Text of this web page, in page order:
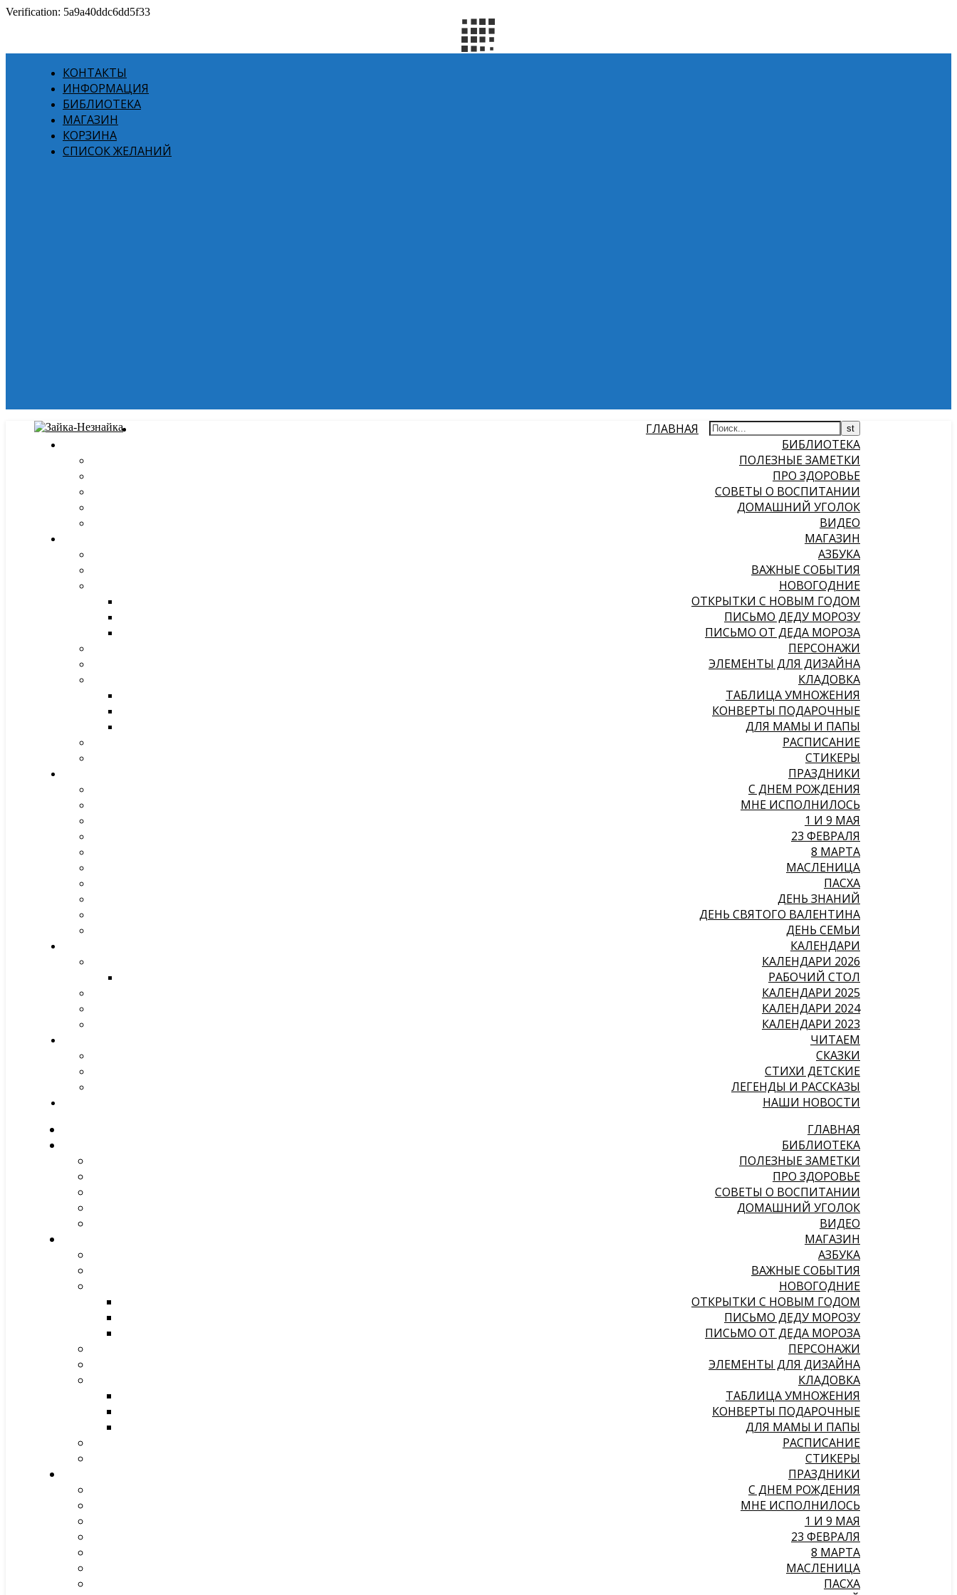
Verification: 5a9a40ddc6dd5f33
КОНТАКТЫ
ИНФОРМАЦИЯ
БИБЛИОТЕКА
МАГАЗИН
КОРЗИНА
СПИСОК ЖЕЛАНИЙ
ГЛАВНАЯ
БИБЛИОТЕКА
ПОЛЕЗНЫЕ ЗАМЕТКИ
ПРО ЗДОРОВЬЕ
СОВЕТЫ О ВОСПИТАНИИ
ДОМАШНИЙ УГОЛОК
ВИДЕО
МАГАЗИН
АЗБУКА
ВАЖНЫЕ СОБЫТИЯ
НОВОГОДНИЕ
ОТКРЫТКИ С НОВЫМ ГОДОМ
ПИСЬМО ДЕДУ МОРОЗУ
ПИСЬМО ОТ ДЕДА МОРОЗА
ПЕРСОНАЖИ
ЭЛЕМЕНТЫ ДЛЯ ДИЗАЙНА
КЛАДОВКА
ТАБЛИЦА УМНОЖЕНИЯ
КОНВЕРТЫ ПОДАРОЧНЫЕ
ДЛЯ МАМЫ И ПАПЫ
РАСПИСАНИЕ
СТИКЕРЫ
ПРАЗДНИКИ
С ДНЕМ РОЖДЕНИЯ
МНЕ ИСПОЛНИЛОСЬ
1 И 9 МАЯ
23 ФЕВРАЛЯ
8 МАРТА
МАСЛЕНИЦА
ПАСХА
ДЕНЬ ЗНАНИЙ
ДЕНЬ СВЯТОГО ВАЛЕНТИНА
ДЕНЬ СЕМЬИ
КАЛЕНДАРИ
КАЛЕНДАРИ 2026
РАБОЧИЙ СТОЛ
КАЛЕНДАРИ 2025
КАЛЕНДАРИ 2024
КАЛЕНДАРИ 2023
ЧИТАЕМ
СКАЗКИ
СТИХИ ДЕТСКИЕ
ЛЕГЕНДЫ И РАССКАЗЫ
НАШИ НОВОСТИ
ГЛАВНАЯ
БИБЛИОТЕКА
ПОЛЕЗНЫЕ ЗАМЕТКИ
ПРО ЗДОРОВЬЕ
СОВЕТЫ О ВОСПИТАНИИ
ДОМАШНИЙ УГОЛОК
ВИДЕО
МАГАЗИН
АЗБУКА
ВАЖНЫЕ СОБЫТИЯ
НОВОГОДНИЕ
ОТКРЫТКИ С НОВЫМ ГОДОМ
ПИСЬМО ДЕДУ МОРОЗУ
ПИСЬМО ОТ ДЕДА МОРОЗА
ПЕРСОНАЖИ
ЭЛЕМЕНТЫ ДЛЯ ДИЗАЙНА
КЛАДОВКА
ТАБЛИЦА УМНОЖЕНИЯ
КОНВЕРТЫ ПОДАРОЧНЫЕ
ДЛЯ МАМЫ И ПАПЫ
РАСПИСАНИЕ
СТИКЕРЫ
ПРАЗДНИКИ
С ДНЕМ РОЖДЕНИЯ
МНЕ ИСПОЛНИЛОСЬ
1 И 9 МАЯ
23 ФЕВРАЛЯ
8 МАРТА
МАСЛЕНИЦА
ПАСХА